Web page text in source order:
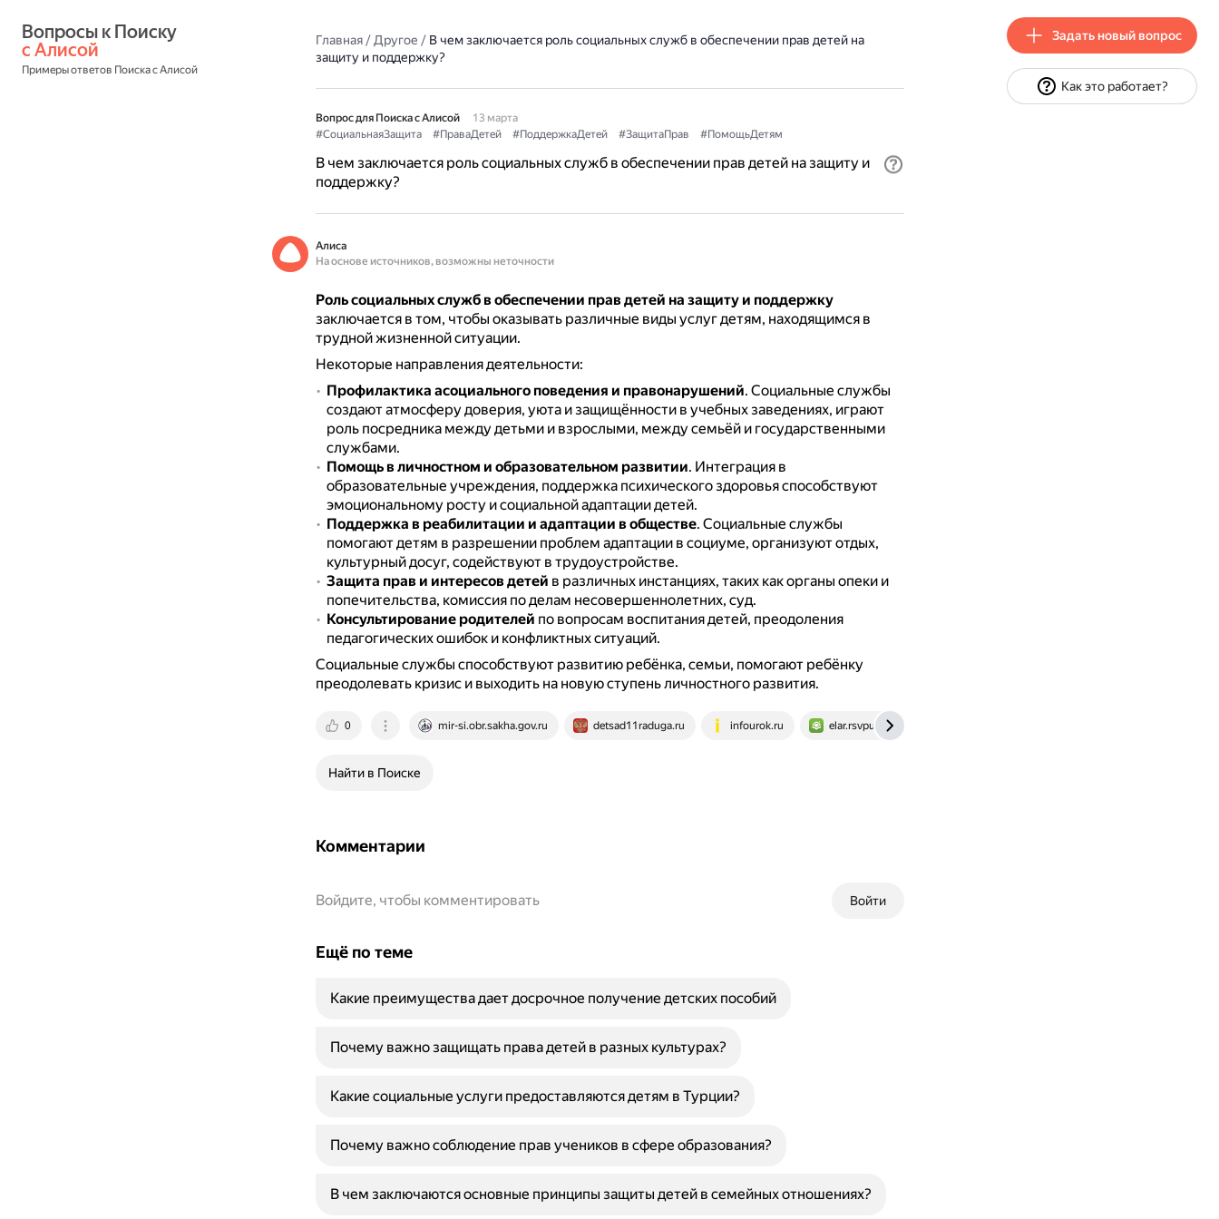
с Алисой
Примеры ответов Поиска с Алисой
Главная/Другое / В чем заключается роль социальных служб в обеспечении прав детей на
защиту и поддержку?
Вопрос для Поиска с Алисой
13 марта
#СоциальнаяЗащита
#ПраваДетей #ПоддержкаДетей #ЗащитаПрав #ПомощьДетям
В чем заключается роль социальных служб в обеспечении прав детей на защиту и
поддержку?
Алиса
На основе источников, возможны неточности
Роль социальных служб в обеспечении прав детей на защиту и поддержку
заключается в том, чтобы оказывать различные виды услуг детям, находящимся в
трудной жизненной ситуации.
Некоторые направления деятельности:
Профилактика асоциального поведения и правонарушений. Социальные службы
создают атмосферу доверия, уюта и защищённости в учебных заведениях, играют
роль посредника между детьми и взрослыми, между семьёй и государственными
службами.
Помощь в личностном и образовательном развитии. Интеграция в
образовательные учреждения, поддержка психического здоровья способствуют
эмоциональному росту и социальной адаптации детей.
Поддержка в реабилитации и адаптации в обществе. Социальные службы
помогают детям в разрешении проблем адаптации в социуме, организуют отдых,
культурный досуг, содействуют в трудоустройстве.
Защита прав и интересов детей в различных инстанциях, таких как органы опеки и
попечительства, комиссия по делам несовершеннолетних, суд.
Консультирование родителей по вопросам воспитания детей, преодоления
педагогических ошибок и конфликтных ситуаций.
Социальные службы способствуют развитию ребёнка, семьи, помогают ребёнку
преодолевать кризис и выходить на новую ступень личностного развития.
0 mir-si.obr.sakha.gov.ru detsad11raduga.ru infourok.ru elar.rsvpu.ru
Найти в Поиске
Комментарии
Войти
Войдите, чтобы комментировать
Ещё по теме
Какие преимущества дает досрочное получение детских пособий
Почему важно защищать права детей в разных культурах?
Какие социальные услуги предоставляются детям в Турции?
Почему важно соблюдение прав учеников в сфере образования?
В чем заключаются основные принципы защиты детей в семейных отношениях?
Задать новый вопрос
Как это работает?